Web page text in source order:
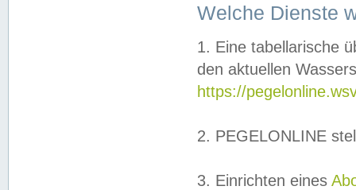
Welche Dienste
1. Eine tabellarische
den aktuellen
https://
2. PEGELONLINE
3. Einrichten eines